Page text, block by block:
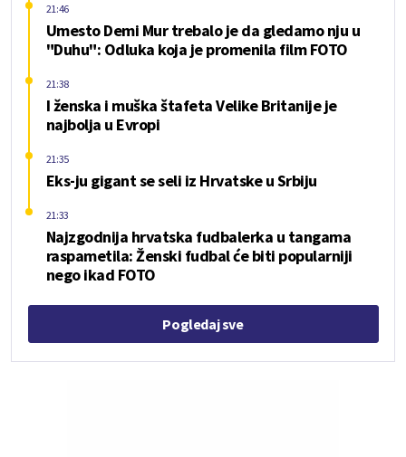
Umesto Demi Mur trebalo je da gledamo nju u
"Duhu": Odluka koja je promenila film FOTO
21:46
I ženska i muška štafeta Velike Britanije je
najbolja u Evropi
21:38
Eks-ju gigant se seli iz Hrvatske u Srbiju
21:35
Najzgodnija hrvatska fudbalerka u tangama
raspametila: Ženski fudbal će biti popularniji
nego ikad FOTO
21:33
Pogledaj sve